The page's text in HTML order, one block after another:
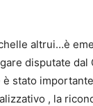
altrui…è
disputate dal
stato
, la